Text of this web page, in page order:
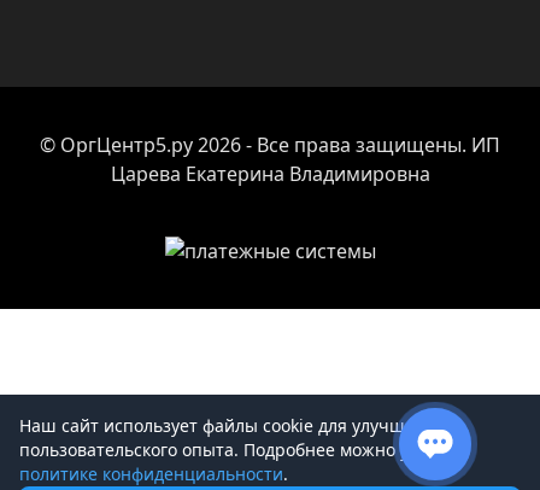
© ОргЦентр5.ру 2026 - Все права защищены. ИП
Царева Екатерина Владимировна
Наш сайт использует файлы cookie для улучшения
пользовательского опыта. Подробнее можно узнать в
политике конфиденциальности.